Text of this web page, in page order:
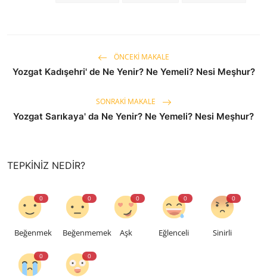
ÖNCEKI MAKALE
Yozgat Kadışehri' de Ne Yenir? Ne Yemeli? Nesi Meşhur?
SONRAKI MAKALE
Yozgat Sarıkaya' da Ne Yenir? Ne Yemeli? Nesi Meşhur?
TEPKINIZ NEDIR?
0
Beğenmek
0
Beğenmemek
0
Aşk
0
Eğlenceli
0
Sinirli
0 0